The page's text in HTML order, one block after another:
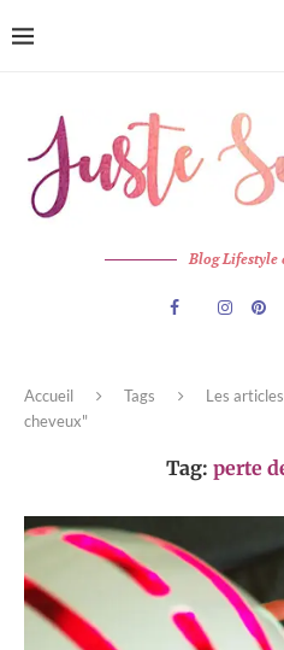
Blog Lifestyle
Accueil Tags
Les
cheveux"
Tag: perte